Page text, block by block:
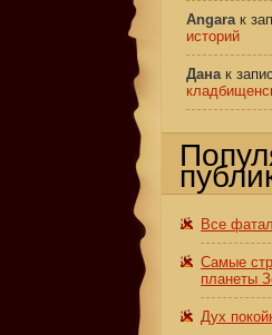
Angaraк
историй
Данак
Все
Самые
планеты
Дух